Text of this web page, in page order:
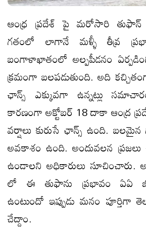
ఆంధ్ర ప్రదేశ్ పై మరోసారి తుఫాన్
గతంలో లాగానే మళ్ళీ తీవ్ర
బంగాళాఖాతంలో అల్పపీడనం
క్రమంగా బలపడుతుంది. అది
ఛాన్స్ ఎక్కువగా ఉన్నట్లు
కారణంగా అక్టోబర్ 18 దాకా ఆంద్ర
వర్షాలు కురుసే ఛాన్స్ ఉంది.
అవకాశం ఉంది. అందువలన
ఉండాలని అధికారులు సూచించారు.
లో ఈ తుఫాను ప్రభావం ఏఏ
ఉంటుందో ఇప్పుడు మనం పూర్తిగా
చేద్దాం.